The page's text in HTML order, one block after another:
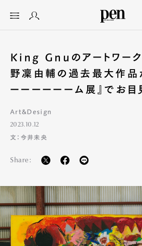
King Gnuのアートワーク
野凜由輔の過去最大作品
ーーーーーーム展』でお目
Art&Design
2023.10.12
文：今井未央
Share: